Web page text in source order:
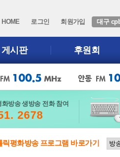
HOME 로그인 회원가입 대구
게시판 후원회
방송 생방송 전화 참여
2678
평화방송 프로그램 바로가기